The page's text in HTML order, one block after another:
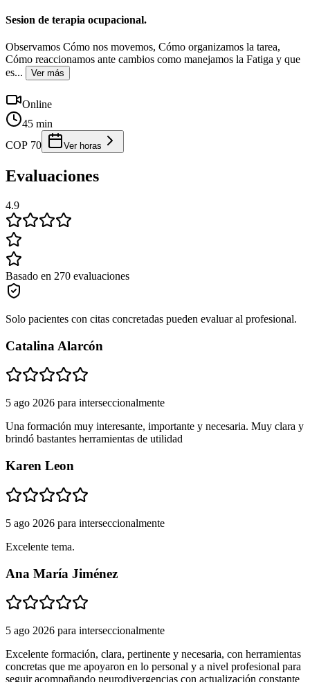
Sesion de terapia ocupacional.
Observamos Cómo nos movemos, Cómo organizamos la tarea,
Cómo reaccionamos ante cambios como manejamos la Fatiga y que
es... Ver más
Online
45 min
COP 70
Ver horas
Evaluaciones
4.9
Basado en 270 evaluaciones
Solo pacientes con citas concretadas pueden evaluar al profesional.
Catalina Alarcón
5 ago 2026 para interseccionalmente
Una formación muy interesante, importante y necesaria. Muy clara y
brindó bastantes herramientas de utilidad
Karen Leon
5 ago 2026 para interseccionalmente
Excelente tema.
Ana María Jiménez
5 ago 2026 para interseccionalmente
Excelente formación, clara, pertinente y necesaria, con herramientas
concretas que me apoyaron en lo personal y a nivel profesional para
seguir acompañando neurodivergencias con actualización constante